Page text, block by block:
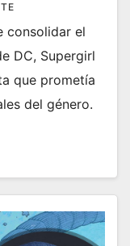
consolidar el
DC, Supergirl
que prometía
del género.